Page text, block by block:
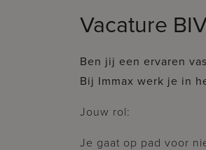
Vacature
Ben jij een ervaren
Bij Immax werk je in
Jouw rol:
Je gaat op pad voor